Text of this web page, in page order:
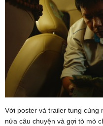
Với poster và trailer tung cùng
nửa câu chuyện và gợi tò mò